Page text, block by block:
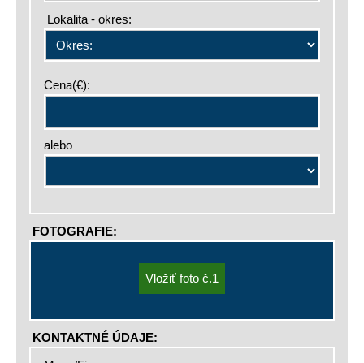
Lokalita - okres:
Cena(€):
alebo
FOTOGRAFIE:
KONTAKTNÉ ÚDAJE: